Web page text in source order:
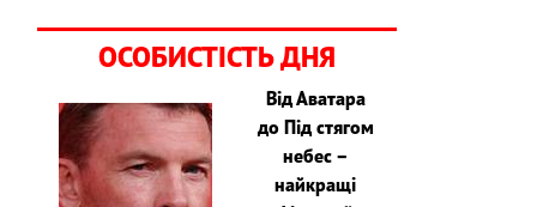
ОСОБИСТІСТЬ ДНЯ
Від Аватара
до Під стягом
небес –
найкращі